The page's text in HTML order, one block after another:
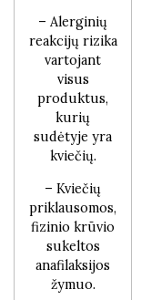
– Alerginių
reakcijų rizika
vartojant
visus
produktus,
kurių
sudėtyje yra
kviečių.
– Kviečių
priklausomos,
fizinio krūvio
sukeltos
anafilaksijos
žymuo.